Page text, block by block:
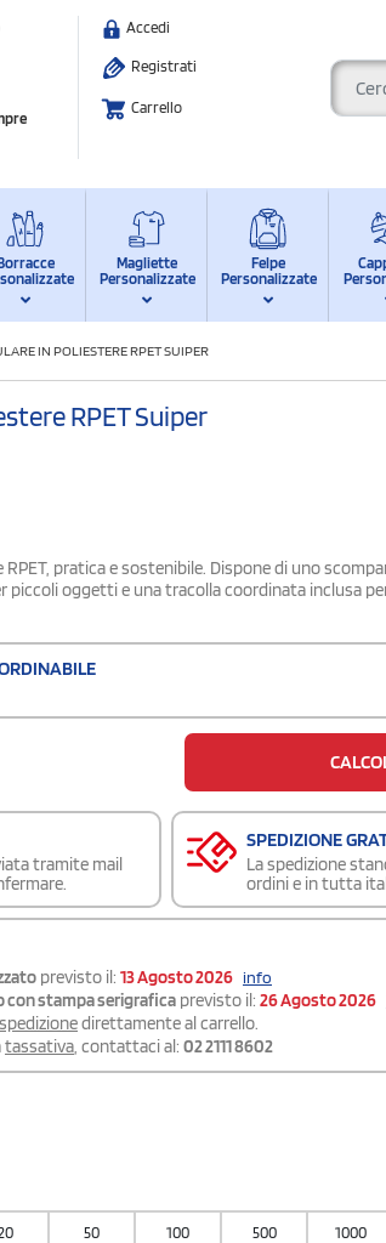
Accedi
Registrati
Carrello
Magliette
Personalizzate
Felpe
Personalizzate
IN POLIESTERE RPET SUIPER
RPET Suiper
pratica e sostenibile. Dispone di uno
piccoli oggetti e una tracolla coordinata inclusa
tramite mail
SPEDIZIONE
La spedizione
ordini e in tutta
previsto il: 13 Agosto 2026 info
con stampa serigrafica previsto il: 26 Agosto 2026
direttamente al carrello.
tassativa , contattaci al: 02 2111 8602
50 100 500 1000